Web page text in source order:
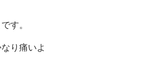
す。
り痛いよ